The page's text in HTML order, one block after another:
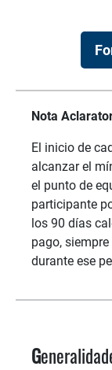
Nota
El inicio de
alcanzar el
el punto de
participante
los 90 días
pago,
durante ese
G